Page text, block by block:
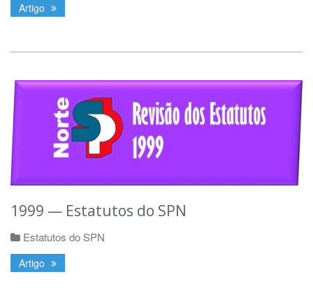
Artigo
1999 — Estatutos do SPN
Estatutos do SPN
Artigo